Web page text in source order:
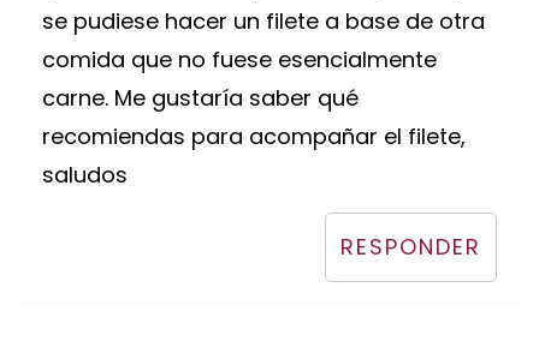
se pudiese hacer un filete a base de otra
comida que no fuese esencialmente
carne. Me gustaría saber qué
recomiendas para acompañar el filete,
saludos
RESPONDER